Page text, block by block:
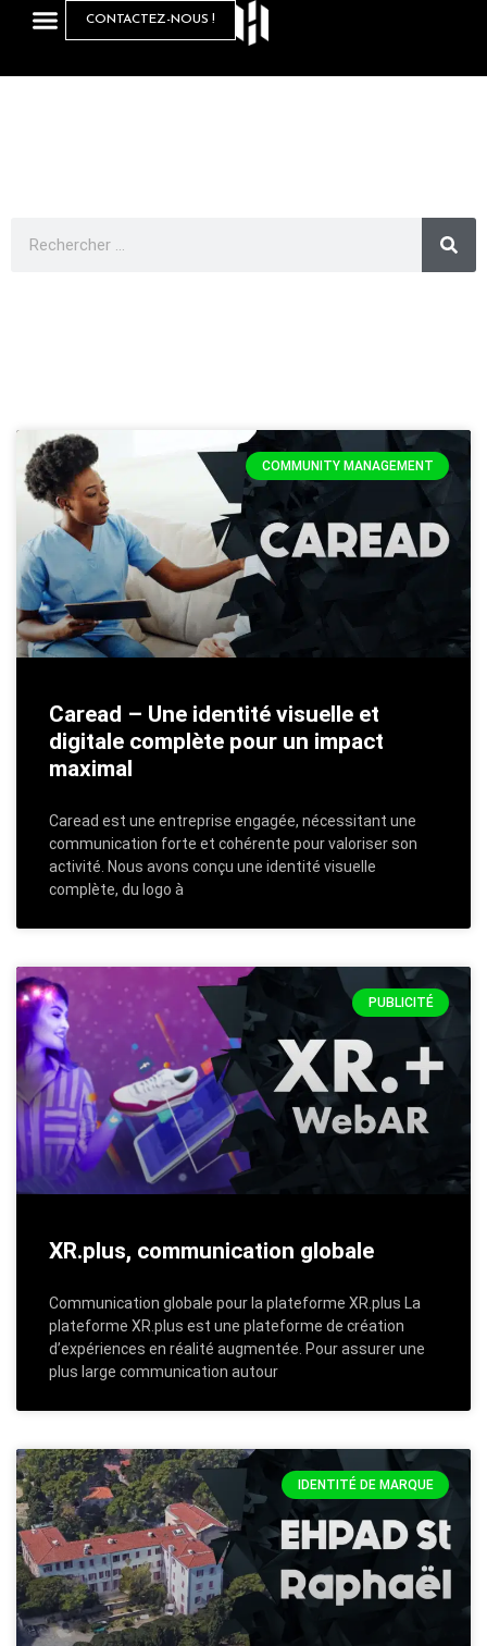
CONTACTEZ-NOUS !
COMMUNITY MANAGEMENT
Caread – Une identité visuelle et
digitale complète pour un impact
maximal
Caread est une entreprise engagée, nécessitant une
communication forte et cohérente pour valoriser son
activité. Nous avons conçu une identité visuelle
complète, du logo à
PUBLICITÉ
XR.plus, communication globale
Communication globale pour la plateforme XR.plus La
plateforme XR.plus est une plateforme de création
d’expériences en réalité augmentée. Pour assurer une
plus large communication autour
IDENTITÉ DE MARQUE